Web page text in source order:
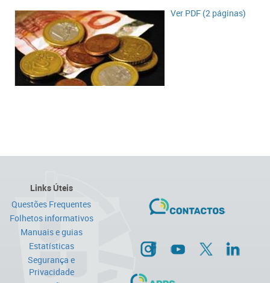
Ver PDF (2 páginas)
Links Úteis
Questões Frequentes
Folhetos informativos
Manuais e guias
Estatísticas
Segurança e
Privacidade